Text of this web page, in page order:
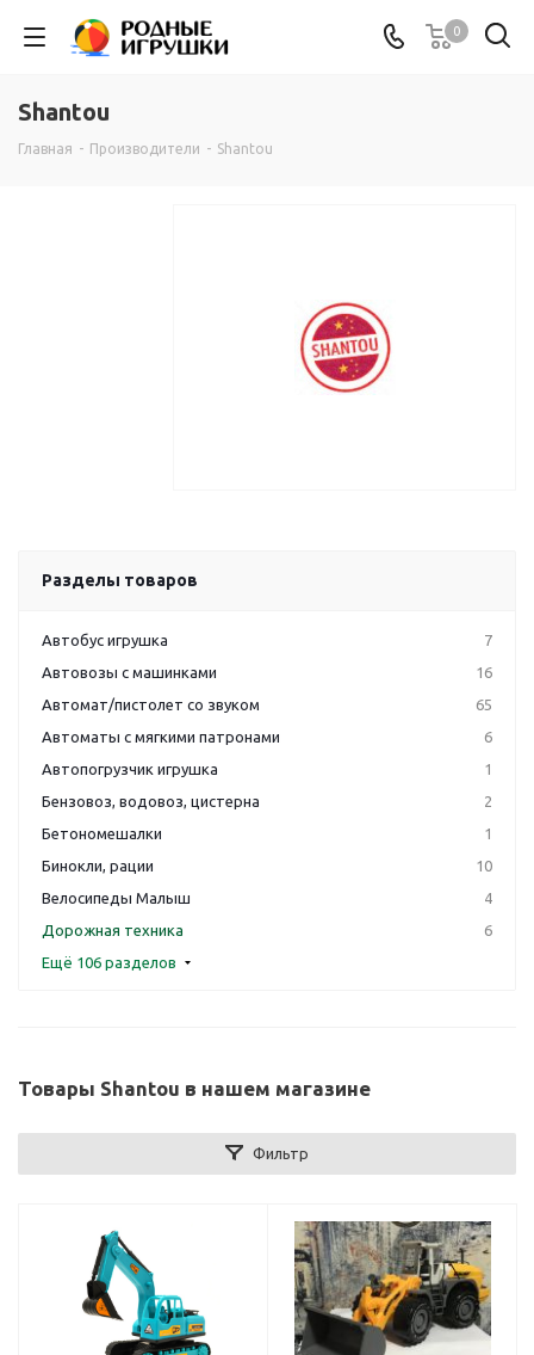
0
Shantou
Главная - Производители - Shantou
Разделы товаров
Автобус игрушка
7
Автовозы с машинками
16
Автомат/пистолет со звуком
65
Автоматы с мягкими патронами
6
Автопогрузчик игрушка
1
Бензовоз, водовоз, цистерна
2
Бетономешалки
1
Бинокли, рации
10
Велосипеды Малыш
4
Дорожная техника
6
Ещё 106 разделов
Товары Shantou в нашем магазине
Фильтр